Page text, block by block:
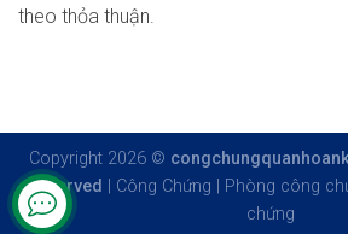
theo thỏa thuận.
Copyright 2026 ©
Reserved
Công Chứng Phòng công
chứng